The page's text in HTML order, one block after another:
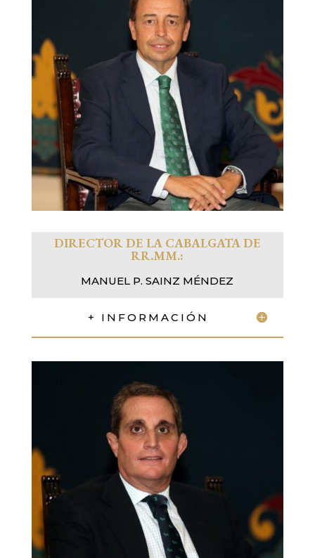
DIRECTOR DE LA CABALGATA DE
RR.MM.:
MANUEL P. SAINZ MÉNDEZ
+ INFORMACIÓN